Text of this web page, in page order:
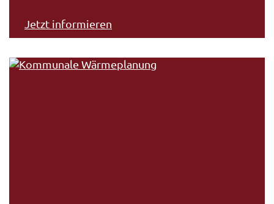
Jetzt informieren